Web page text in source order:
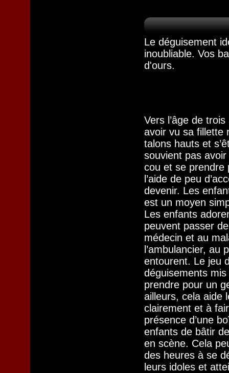
Le déguisement
inoubliable. Vos
d'ours.
Vers l’âge de
avoir vu sa fillette
talons hauts et
souvient pas
cou et se
l’aide de peu
devenir. Les
est un moyen
Les enfants
peuvent passer
médecin et au
l’ambulancier,
entourent. Le jeu
déguisements
prendre pour un
ailleurs, cela aide
clairement et à
présence d’une
enfants de bâtir
en scène. Cela
des heures à se
leurs idoles et